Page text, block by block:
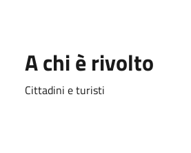
A chi è rivolto
Cittadini e turisti